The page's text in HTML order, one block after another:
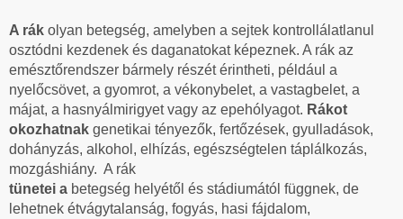
A rák olyan betegség, amelyben a sejtek kontrollálatlanul
osztódni kezdenek és daganatokat képeznek. A rák az
emésztőrendszer bármely részét érintheti, például a
nyelőcsövet, a gyomrot, a vékonybelet, a vastagbelet, a
májat, a hasnyálmirigyet vagy az epehólyagot. Rákot
okozhatnak genetikai tényezők, fertőzések, gyulladások,
dohányzás, alkohol, elhízás, egészségtelen táplálkozás,
mozgáshiány. A rák
tünetei a betegség helyétől és stádiumától függnek, de
lehetnek étvágytalanság, fogyás, hasi fájdalom,